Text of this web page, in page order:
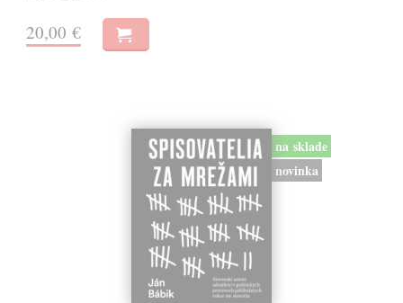
20,00 €
na sklade
novinka